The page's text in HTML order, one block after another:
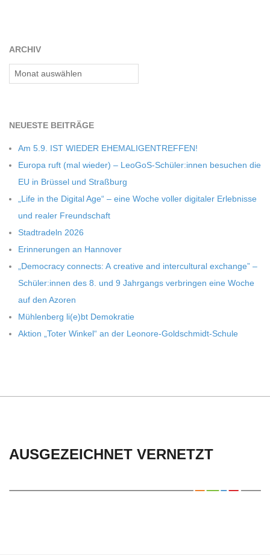
ARCHIV
Archiv
NEU­ESTE BEITRÄGE
Am 5.9. IST WIEDER EHEMALIGENTREFFEN!
Europa ruft (mal wie­der) – LeoGoS-Schüler:innen besu­chen die
EU in Brüs­sel und Straßburg
„Life in the Digi­tal Age“ – eine Woche vol­ler digi­ta­ler Erleb­nisse
und rea­ler Freundschaft
Stadt­ra­deln 2026
Erin­ne­run­gen an Hannover
„Demo­cracy con­nects: A crea­tive and inter­cul­tu­ral exch­ange” –
Schüler:innen des 8. und 9 Jahr­gangs ver­brin­gen eine Woche
auf den Azoren
Müh­len­berg li(e)bt Demokratie
Aktion „Toter Win­kel“ an der Leonore-Goldschmidt-Schule
AUSGEZEICHNET VERNETZT